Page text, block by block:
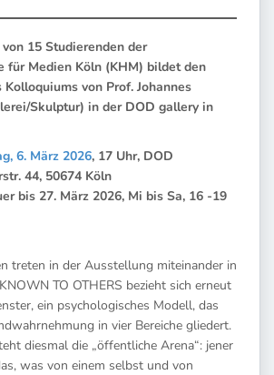
15 Studierenden der
für Medien Köln (KHM) bildet den
von Prof. Johannes
Skulptur) in der DOD gallery in
6. März 2026, 17 Uhr, DOD
44, 50674 Köln
bis 27. März 2026, Mi bis Sa, 16 -19
treten in der Ausstellung miteinander in
TO OTHERS bezieht sich erneut
ein psychologisches Modell, das
in vier Bereiche gliedert.
diesmal die „öffentliche Arena“: jener
was von einem selbst und von